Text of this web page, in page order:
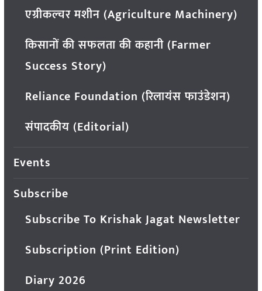
एग्रीकल्चर मशीन (Agriculture Machinery)
किसानों की सफलता की कहानी (Farmer
Success Story)
Reliance Foundation (रिलायंस फाउंडेशन)
संपादकीय (Editorial)
Events
Subscribe
Subscribe To Krishak Jagat Newsletter
Subscription (Print Edition)
Diary 2026